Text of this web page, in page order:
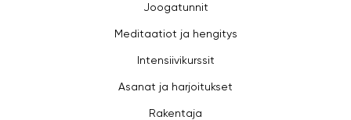
Joogatunnit
Meditaatiot ja hengitys
Intensiivikurssit
Asanat ja harjoitukset
Rakentaja